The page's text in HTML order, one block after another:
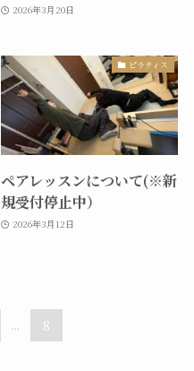
2026年3月20日
ピラティス
ペアレッスンについて(※新
規受付停止中）
2026年3月12日
... 8